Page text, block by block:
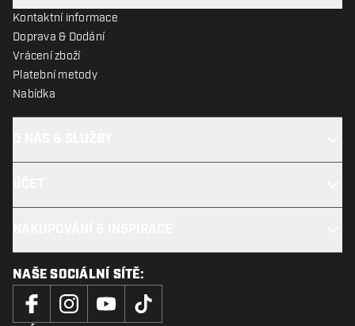
Kontaktní informace
Doprava & Dodání
Vrácení zboží
Platební metody
Nabídka
NAŠE SOCIÁLNÍ SÍTĚ: